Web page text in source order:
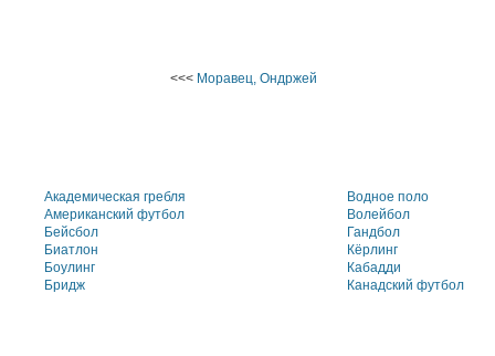
<<< Моравец, Ондржей
Академическая гребля
Американский футбол
Бейсбол
Биатлон
Боулинг
Бридж
Водное поло
Волейбол
Гандбол
Кёрлинг
Кабадди
Канадский футбол